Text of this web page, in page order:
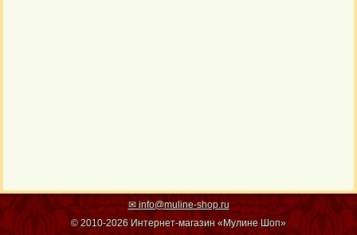
✉ info@muline-shop.ru
© 2010-2026 Интернет-магазин «Мулине Шоп»